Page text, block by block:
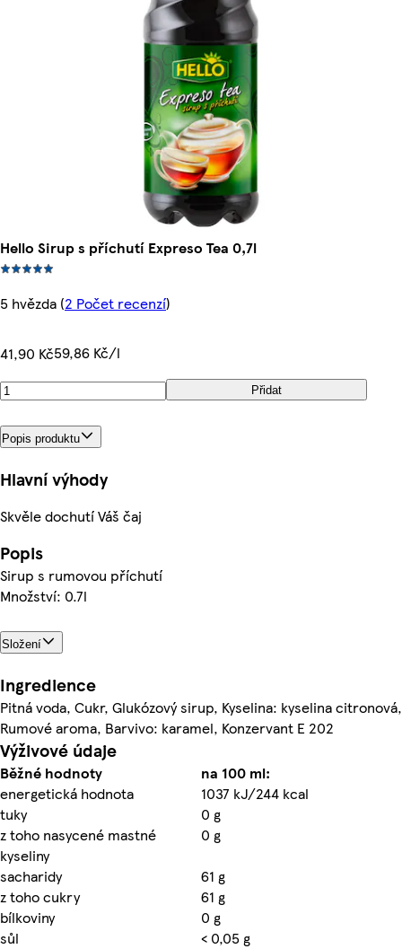
Hello Sirup s příchutí Expreso Tea 0,7l
5 hvězda (2 Počet recenzí)
41,90 Kč59,86 Kč/l
Přidat
Popis produktu
Hlavní výhody
Skvěle dochutí Váš čaj
Popis
Sirup s rumovou příchutí
Množství: 0.7l
Složení
Ingredience
Pitná voda, Cukr, Glukózový sirup, Kyselina: kyselina citronová,
Rumové aroma, Barvivo: karamel, Konzervant E 202
Výživové údaje
Běžné hodnoty
na 100 ml:
energetická hodnota
1037 kJ/244 kcal
tuky
0 g
z toho nasycené mastné
kyseliny
0 g
sacharidy
61 g
z toho cukry
61 g
bílkoviny
0 g
sůl
< 0,05 g